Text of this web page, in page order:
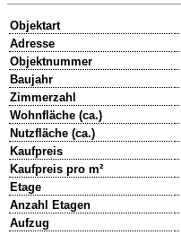
Objektart
Adresse
Objektnummer
Baujahr
Zimmerzahl
Wohnfläche (ca.)
Nutzfläche (ca.)
Kaufpreis
Kaufpreis pro m²
Etage
Anzahl Etagen
Aufzug